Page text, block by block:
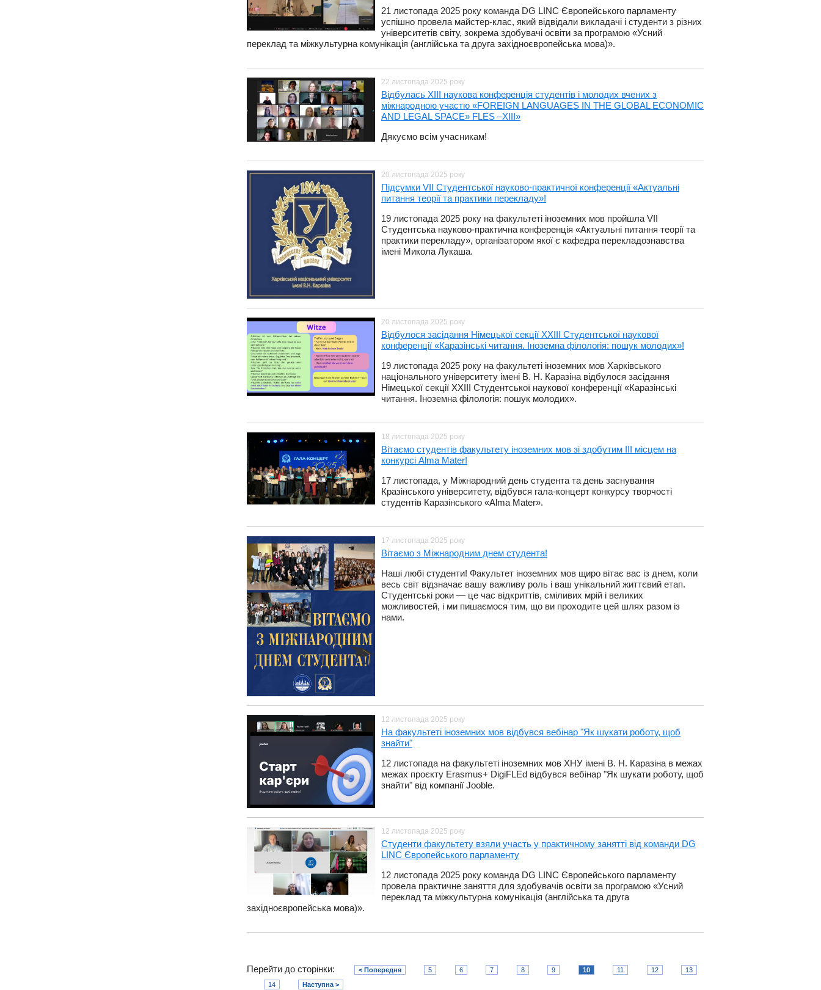
​21 листопада 2025 року команда DG LINC Європейського парламенту
успішно провела майстер-клас, який відвідали викладачі і студенти з різних
університетів світу, зокрема здобувачі освіти за програмою «Усний
переклад та міжкультурна комунікація (англійська та друга західноєвропейська мова)».
22 листопада 2025 року
Відбулась ХIII наукова конференція студентів і молодих вчених з
міжнародною участю «FOREIGN LANGUAGES IN THE GLOBAL ECONOMIC
AND LEGAL SPACE» FLES –ХIІI»
Дякуємо всім учасникам!
20 листопада 2025 року
Підсумки VIІ Студентської науково-практичної конференції «Актуальні
питання теорії та практики перекладу»!
19 листопада 2025 року на факультеті іноземних мов пройшла VІІ
Студентська науково-практична конференція «Актуальні питання теорії та
практики перекладу», організатором якої є кафедра перекладознавства
імені Микола Лукаша.
20 листопада 2025 року
Відбулося засідання Німецької секції ХХІІІ Студентської наукової
конференції «Каразінські читання. Іноземна філологія: пошук молодих»!
​19 листопада 2025 року на факультеті іноземних мов Харківського
національного університету імені В. Н. Каразіна відбулося засідання
Німецької секції ХХІІІ Студентської наукової конференції «Каразінські
читання. Іноземна філологія: пошук молодих».
18 листопада 2025 року
​Вітаємо студентів факультету іноземних мов зі здобутим ІІІ місцем на
конкурсі Alma Mater!
17 листопада, у Міжнародний день студента та день заснування
Кразінського університету, відбувся гала-концерт конкурсу творчості
студентів Каразінського «Alma Mater».
17 листопада 2025 року
Вітаємо з Міжнародним днем студента!
​Наші любі студенти! Факультет іноземних мов щиро вітає вас із днем, коли
весь світ відзначає вашу важливу роль і ваш унікальний життєвий етап.
Студентські роки — це час відкриттів, сміливих мрій і великих
можливостей, і ми пишаємося тим, що ви проходите цей шлях разом із
нами.
12 листопада 2025 року
На факультеті іноземних мов відбувся вебінар "Як шукати роботу, щоб
знайти"
​12 листопада на факультеті іноземних мов ХНУ імені В. Н. Каразіна в межах
межах проєкту Erasmus+ DigiFLEd відбувся вебінар "Як шукати роботу, щоб
знайти" від компанії Jooble.
12 листопада 2025 року
Студенти факультету взяли участь у практичному занятті від команди DG
LINC Європейського парламенту
​12 листопада 2025 року команда DG LINC Європейського парламенту
провела практичне заняття для здобувачів освіти за програмою «Усний
переклад та міжкультурна комунікація (англійська та друга
західноєвропейська мова)».
Перейти до сторінки: < Попередня 5 6 7 8 9 10 11 12
13
14
Наступна >